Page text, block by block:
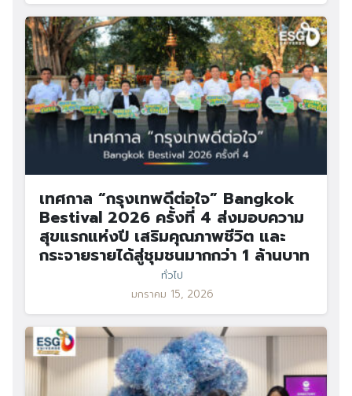
เทศกาล “กรุงเทพดีต่อใจ” Bangkok
Bestival 2026 ครั้งที่ 4 ส่งมอบความ
สุขแรกแห่งปี เสริมคุณภาพชีวิต และ
กระจายรายได้สู่ชุมชนมากกว่า 1 ล้านบาท
ทั่วไป
มกราคม 15, 2026